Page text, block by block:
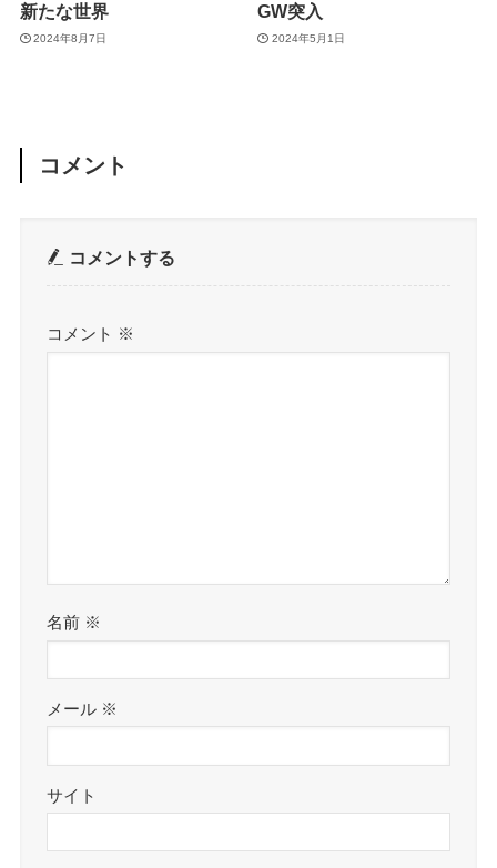
新たな世界
2024年8月7日
GW突入
2024年5月1日
コメント
コメントする
コメント ※
名前 ※
メール ※
サイト